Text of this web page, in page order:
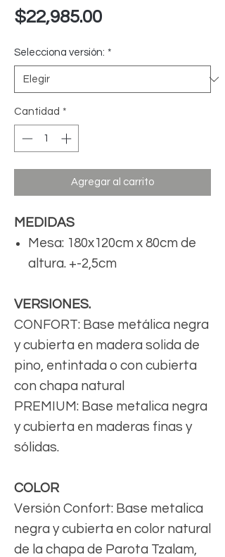
$22,985.00Precio
Selecciona versión: *
Cantidad *
Agregar al carrito
MEDIDAS
Mesa: 180x120cm x 80cm de
altura. +-2,5cm
VERSIONES.
CONFORT: Base metálica negra
y cubierta en madera solida de
pino, entintada o con cubierta
con chapa natural
PREMIUM: Base metalica negra
y cubierta en maderas finas y
sólidas.
COLOR
Versión Confort: Base metalica
negra y cubierta en color natural
de la chapa de Parota Tzalam,